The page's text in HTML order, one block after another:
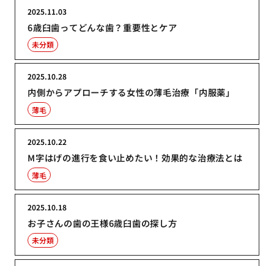
6歳臼歯ってどんな歯？重要性とケア
2025.11.03
未分類
内側からアプローチする女性の薄毛治療「内服薬」
2025.10.28
薄毛
M字はげの進行を食い止めたい！効果的な治療法とは
2025.10.22
薄毛
お子さんの歯の王様6歳臼歯の探し方
2025.10.18
未分類